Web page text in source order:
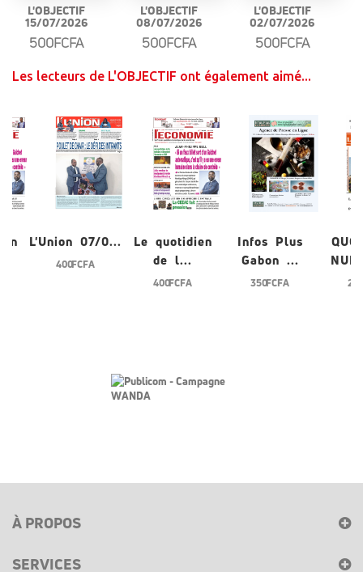
L'OBJECTIF
15/07/2026
500FCFA
L'OBJECTIF
08/07/2026
500FCFA
L'OBJECTIF
02/07/2026
500FCFA
Les lecteurs de L'OBJECTIF ont également aimé...
L'Union 07/0...
400 FCFA
Le quotidien
de l...
400 FCFA
Infos Plus
Gabon ...
350 FCFA 200
À PROPOS
SERVICES